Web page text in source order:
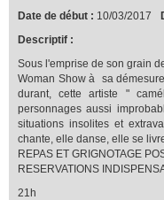
Date de début : 10/03/2017
Descriptif :
Sous l'emprise de son grain
Woman Show à sa
durant, cette artiste "
personnages aussi
situations insolites et
chante, elle danse, elle se
REPAS ET GRIGNOTAGE
RESERVATIONS
21h